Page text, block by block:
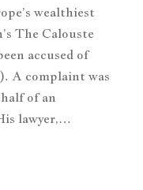
wealthiest
The Calouste
accused of
A complaint was
of an
lawyer,…